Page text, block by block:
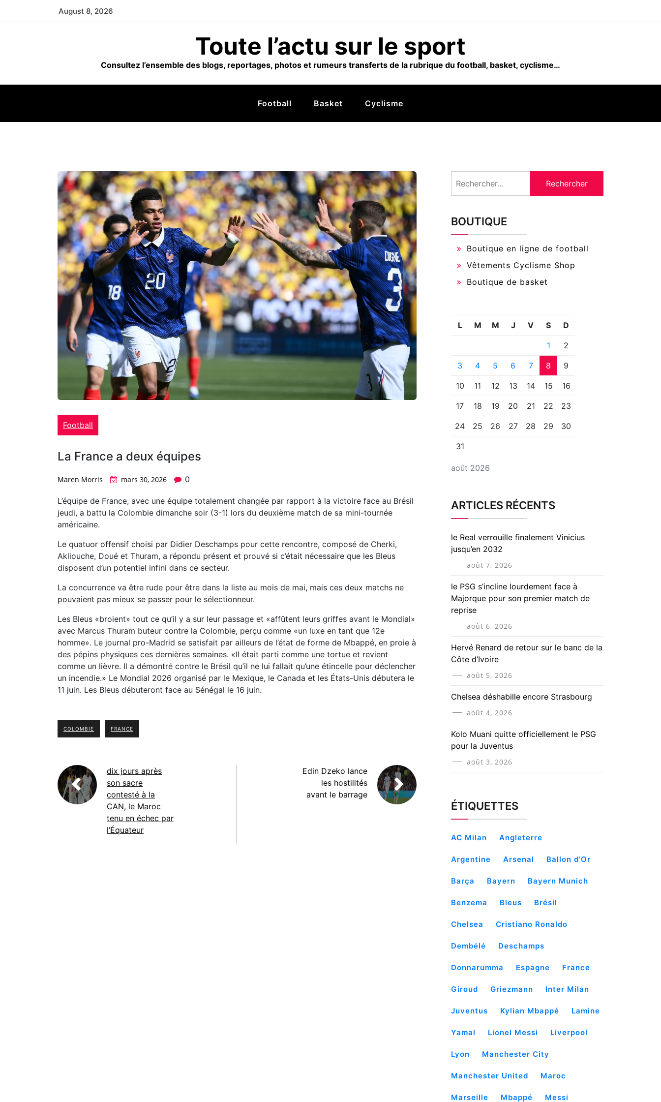
August 8, 2026
Toute l’actu sur le sport
Consultez l’ensemble des blogs, reportages, photos et rumeurs transferts de la rubrique du football, basket, cyclisme…
Football Basket Cyclisme
Football
La France a deux équipes
Maren Morris mars 30, 2026 0
L’équipe de France, avec une équipe totalement changée par rapport à la victoire face au Brésil
jeudi, a battu la Colombie dimanche soir (3-1) lors du deuxième match de sa mini-tournée
américaine.
Le quatuor offensif choisi par Didier Deschamps pour cette rencontre, composé de Cherki,
Akliouche, Doué et Thuram, a répondu présent et prouvé si c’était nécessaire que les Bleus
disposent d’un potentiel infini dans ce secteur.
La concurrence va être rude pour être dans la liste au mois de mai, mais ces deux matchs ne
pouvaient pas mieux se passer pour le sélectionneur.
Les Bleus «broient» tout ce qu’il y a sur leur passage et «affûtent leurs griffes avant le Mondial»
avec Marcus Thuram buteur contre la Colombie, perçu comme «un luxe en tant que 12e
homme». Le journal pro-Madrid se satisfait par ailleurs de l’état de forme de Mbappé, en proie à
des pépins physiques ces dernières semaines. «Il était parti comme une tortue et revient
comme un lièvre. Il a démontré contre le Brésil qu’il ne lui fallait qu’une étincelle pour déclencher
un incendie.» Le Mondial 2026 organisé par le Mexique, le Canada et les États-Unis débutera le
11 juin. Les Bleus débuteront face au Sénégal le 16 juin.
COLOMBIE FRANCE
dix jours après
son sacre
contesté à la
CAN, le Maroc
tenu en échec par
l’Équateur
Edin Dzeko lance
les hostilités
avant le barrage
BOUTIQUE
Boutique en ligne de football
Vêtements Cyclisme Shop
Boutique de basket
août 2026
L M M J V S D
1 2
3 4 5 6 7 8 9
10 11 12 13 14 15 16
17 18 19 20 21 22 23
24 25 26 27 28 29 30
31
ARTICLES RÉCENTS
le Real verrouille finalement Vinicius
jusqu’en 2032
août 7, 2026
le PSG s’incline lourdement face à
Majorque pour son premier match de
reprise
août 6, 2026
Hervé Renard de retour sur le banc de la
Côte d’Ivoire
août 5, 2026
Chelsea déshabille encore Strasbourg
août 4, 2026
Kolo Muani quitte officiellement le PSG
pour la Juventus
août 3, 2026
ÉTIQUETTES
AC Milan Angleterre
Argentine Arsenal Ballon d’Or
Barça Bayern Bayern Munich
Benzema Bleus Brésil
Chelsea Cristiano Ronaldo
Dembélé Deschamps
Donnarumma Espagne France
Giroud Griezmann Inter Milan
Juventus Kylian Mbappé Lamine
Yamal Lionel Messi Liverpool
Lyon Manchester City
Manchester United Maroc
Marseille Mbappé Messi